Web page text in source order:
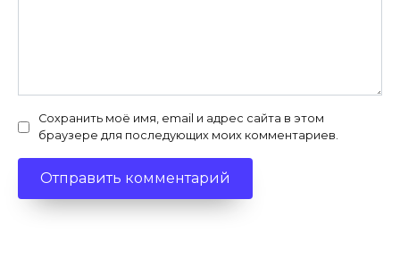
Сохранить моё имя, email и адрес сайта в этом
браузере для последующих моих комментариев.